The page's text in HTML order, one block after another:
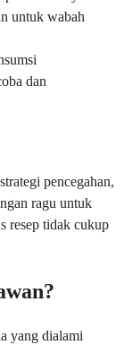
untuk wabah
dan
pencegahan,
ragu untuk
resep tidak cukup
yang dialami